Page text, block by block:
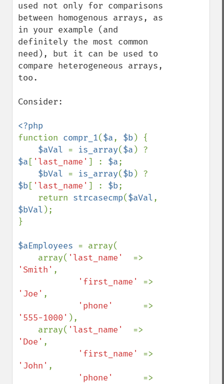
used not only for comparisons
between homogenous arrays, as
in your example (and
definitely the most common
need), but it can be used to
compare heterogeneous arrays,
too.
Consider:
function compr_1($a, $b) {
$aVal = is_array($a
$a [ 'last_name' ] : $a;
$bVal = is_array($b
$b[ 'last_name' ] : $b;
    return
strcasecmp($aVal
$bVal );
}
$aEmployees = array(
    array(
'last_name'
'Smith' ,
'first_name'
'Joe' ,
'phone'
'555-1000' ),
    array(
'last_name'
'Doe' ,
'first_name'
'John' ,
'phone'